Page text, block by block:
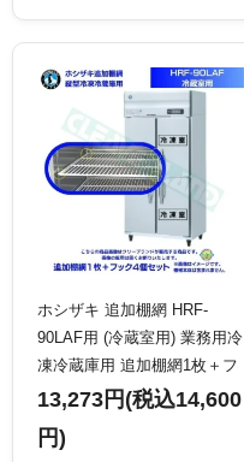
ホシザキ 追加棚網 HRF-
90LAF用 (冷蔵室用) 業務用冷
凍冷蔵庫用 追加棚網1枚＋フ
ック4個セット
13,273円(税込14,600
円)